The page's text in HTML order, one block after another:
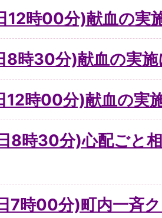
12時00分)献血の実
8時30分)献血の実
12時00分)献血の実
8時30分)心配ごと
7時00分)町内一斉